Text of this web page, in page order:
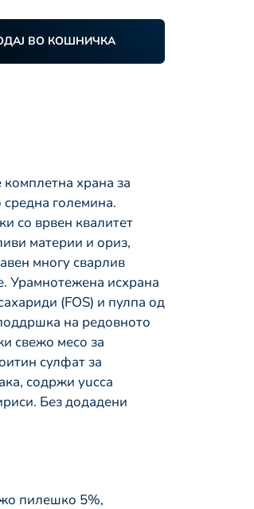
ВО КОШНИЧКА
храна за
големина.
со врвен квалитет
материи и ориз,
многу сварлив
Урамнотежена исхрана
(FOS) и пулпа од
на редовното
свежо месо за
сулфат за
содржи yucca
Без додадени
пилешко 5%,